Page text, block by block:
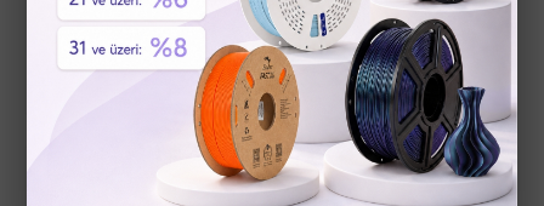
Stokta Yok
Tükendi